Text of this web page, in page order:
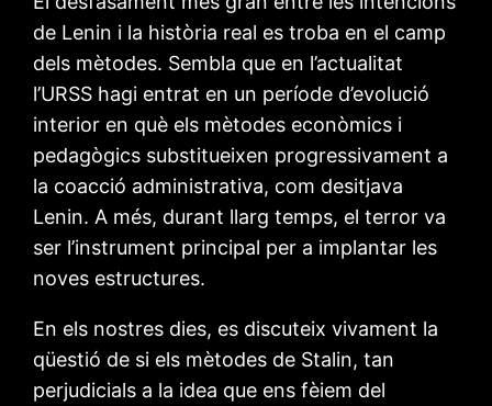
de Lenin i la història real es troba en el camp
dels mètodes. Sembla que en l’actualitat
l’URSS hagi entrat en un període d’evolució
interior en què els mètodes econòmics i
pedagògics substitueixen progressivament a
la coacció administrativa, com desitjava
Lenin. A més, durant llarg temps, el terror va
ser l’instrument principal per a implantar les
noves estructures.
En els nostres dies, es discuteix vivament la
qüestió de si els mètodes de Stalin, tan
perjudicials a la idea que ens fèiem del